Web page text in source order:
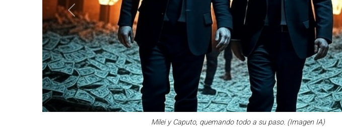
Milei y Caputo, quemando todo a su paso. (Imagen IA)
Anterior